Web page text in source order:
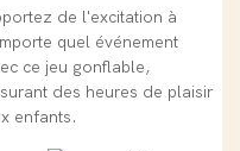
de l'excitation à
quel événement
ce jeu gonflable,
des heures de plaisir
enfants.